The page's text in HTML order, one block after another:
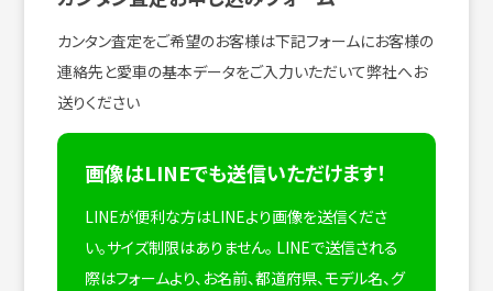
カンタン査定をご希望のお客様は下記フォームにお客様の
連絡先と愛車の基本データをご入力いただいて弊社へお
送りください
画像はLINEでも送信いただけます！
LINEが便利な方はLINEより画像を送信くださ
い。サイズ制限はありません。 LINEで送信される
際はフォームより、お名前、都道府県、モデル名、グ